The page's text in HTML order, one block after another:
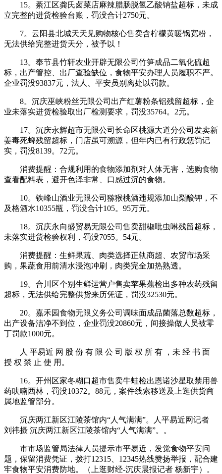
15。綦江区龚氏卤菜店麻辣腊肠脱氢乙酸钠盐超标，未成
立完整的进货检验台账，罚没合计2750元。
7。云阳县北城天天见购物核心售卖含柠檬黄暖锅宽粉，
无法供给完整进货天分，被予以！
13。奉节县竹轩农业开辟无限公司竹笋成品二氧化硫超
标，出产管控、出厂查验缺位，食物平安办理人员履职不严。
企业罚没93837元，法人、平安员别离处以罚款。
8。沉庆巫峡粉丝无限公司出产红薯粉条铝残留超标，企
业未落实进货检验取出厂检测要求，罚没35764。2元。
17。沉庆永辉超市无限公司长命区桃源大道分公司发卖新
姜毒死蜱残留超标，门店虽可溯源，但年内已有行政惩罚记
实，罚没8139。72元。
消费提醒：合规利用的食物添加剂对人体无害，选购食物
查看配料表，避开色泽非常、口感过沉的食物。
10。铁峰山酒业无限公司猕猴桃酒违规添加山梨酸钾，不
及格酒水10355瓶，罚没合计105。95万元。
18。沉庆永向盛贸易无限公司售卖甜椒吡虫啉残留超标，
未落实进货检验权利，罚没7055。54元。
消费提醒：生鲜果蔬、肉类选择正轨商超、农贸市场采
购，果蔬食用前清水浸泡冲刷，肉类完全加热熟透。
19。合川区个别生鲜运营户售卖苹果蕉检出多种农药残留
超标，无法供给完整供货来历凭证，罚没32530元。
20。嘉禾园食物无限义务公司调味面成品菌落总数超标，
出产设备洁净不到位，企业罚没20860元，间接操做人员被零
丁罚款1000元。
人 平易近 网 股 份 有 限 公 司 版 权 所 有 ，未 经 书 面
授 权 禁 止 使 用。
16。开州区家冬糊口超市售卖牛蛙检出恩诺沙星取禁用兽
药呋喃西林，罚没10372。88元，案件线索移送及上逛供货商
属地监管部分。
沉庆两江新区江陵茶馆内“人气满满”。人平易近网记者
刘祎摄 沉庆两江新区江陵茶馆内“人气满满”。。
市市场监管局法律人员提示市平易近，发觉食物平安问
题，保留消费凭证，拨打12315、12345热线赞扬举报，配合建
牢食物平安消费防地。（上逛财经-沉庆晨报记者 杨新宇）。